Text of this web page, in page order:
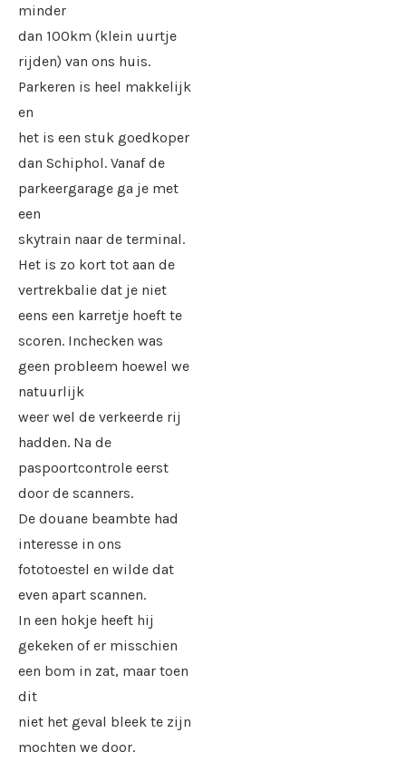
minder
dan 100km (klein uurtje
rijden) van ons huis.
Parkeren is heel makkelijk
en
het is een stuk goedkoper
dan Schiphol. Vanaf de
parkeergarage ga je met
een
skytrain naar de terminal.
Het is zo kort tot aan de
vertrekbalie dat je niet
eens een karretje hoeft te
scoren. Inchecken was
geen probleem hoewel we
natuurlijk
weer wel de verkeerde rij
hadden. Na de
paspoortcontrole eerst
door de scanners.
De douane beambte had
interesse in ons
fototoestel en wilde dat
even apart scannen.
In een hokje heeft hij
gekeken of er misschien
een bom in zat, maar toen
dit
niet het geval bleek te zijn
mochten we door.